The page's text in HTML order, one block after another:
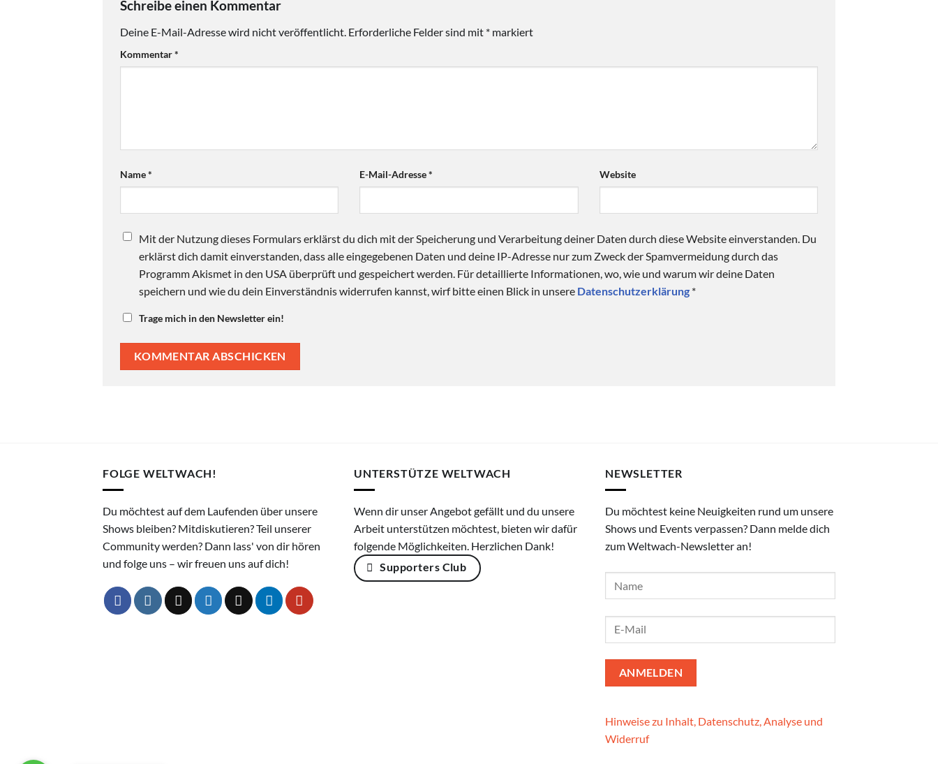
Schreibe einen Kommentar
Deine E-Mail-Adresse wird nicht veröffentlicht. Erforderliche Felder sind mit * markiert
Kommentar*
Name* E-Mail-Adresse* Website
Mit der Nutzung dieses Formulars erklärst du dich mit der Speicherung und Verarbeitung deiner Daten durch diese Website einverstanden. Du
erklärst dich damit einverstanden, dass alle eingegebenen Daten und deine IP-Adresse nur zum Zweck der Spamvermeidung durch das
Programm Akismet in den USA überprüft und gespeichert werden. Für detaillierte Informationen, wo, wie und warum wir deine Daten
speichern und wie du dein Einverständnis widerrufen kannst, wirf bitte einen Blick in unsere Datenschutzerklärung *
Trage mich in den Newsletter ein!
FOLGE WELTWACH!
Du möchtest auf dem Laufenden über unsere
Shows bleiben? Mitdiskutieren? Teil unserer
Community werden? Dann lass' von dir hören
und folge uns – wir freuen uns auf dich!
UNTERSTÜTZE WELTWACH
Wenn dir unser Angebot gefällt und du unsere
Arbeit unterstützen möchtest, bieten wir dafür
folgende Möglichkeiten. Herzlichen Dank!
Supporters Club
NEWSLETTER
Du möchtest keine Neuigkeiten rund um unsere
Shows und Events verpassen? Dann melde dich
zum Weltwach-Newsletter an!
Hinweise zu Inhalt, Datenschutz, Analyse und
Widerruf